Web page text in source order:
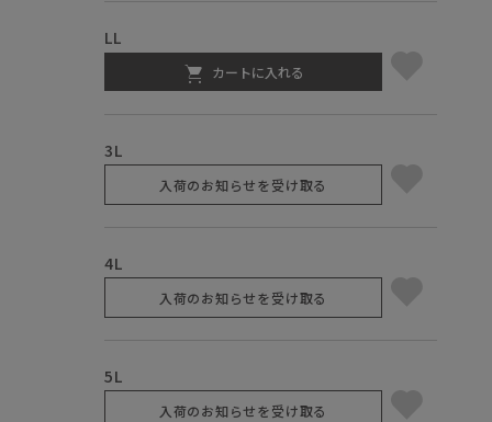
LL
カートに入れる
3L
入荷のお知らせを受け取る
4L
入荷のお知らせを受け取る
5L
入荷のお知らせを受け取る